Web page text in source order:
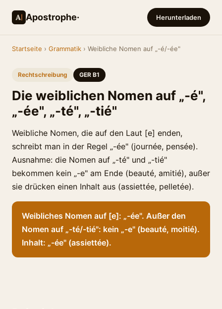
Apostrophe· Herunterladen
Startseite › Grammatik › Weibliche Nomen auf „-é/-ée"
Rechtschreibung GER B1
Die weiblichen Nomen auf „-é",
„-ée", „-té", „-tié"
Weibliche Nomen, die auf den Laut [e] enden,
schreibt man in der Regel „-ée" (journée, pensée).
Ausnahme: die Nomen auf „-té" und „-tié"
bekommen kein „-e" am Ende (beauté, amitié), außer
sie drücken einen Inhalt aus (assiettée, pelletée).
Weibliches Nomen auf [e]: „-ée". Außer den
Nomen auf „-té/-tié": kein „-e" (beauté, moitié).
Inhalt: „-ée" (assiettée).